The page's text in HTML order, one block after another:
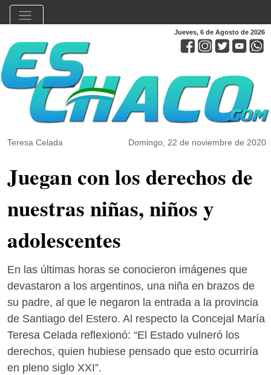
Jueves, 6 de Agosto de 2026
Teresa Celada Domingo, 22 de noviembre de 2020
Juegan con los derechos de
nuestras niñas, niños y
adolescentes
En las últimas horas se conocieron imágenes que
devastaron a los argentinos, una niña en brazos de
su padre, al que le negaron la entrada a la provincia
de Santiago del Estero. Al respecto la Concejal María
Teresa Celada reflexionó: “El Estado vulneró los
derechos, quien hubiese pensado que esto ocurriría
en pleno siglo XXI”.